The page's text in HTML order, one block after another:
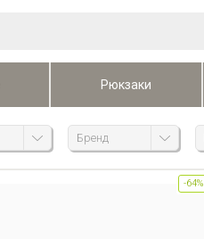
Бренд
-64%
Рюкзаки